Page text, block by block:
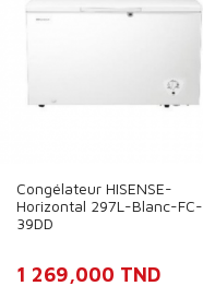
Congélateur HISENSE-
Horizontal 297L-Blanc-FC-
39DD
1 269,000 TND